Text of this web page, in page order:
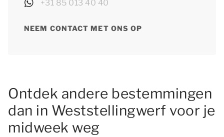
+31 85 013 40 40
NEEM CONTACT MET ONS OP
Ontdek andere bestemmingen
dan in Weststellingwerf voor je
midweek weg